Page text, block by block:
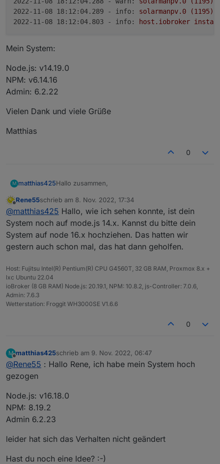
2022-11-08 18:12:04.289 - info:
solarmanpv.0 (1195)
2022-11-08 18:12:04.803 - info:
host.iobroker
Mein System:
Node.js: v14.19.0
NPM: v6.14.16
Admin: 6.2.22
Vielen Dank und viele Grüße
Matthias
0
M matthias425Hallo zusammen,
seit kurzem habe ich auch den MI600 von
Bosswerk in Betrieb.
Freudig habe ich gesehen das sich Rainer die
Mühe gemacht hat einen Adapter bereit zu
stellen. Vielen Dank dafür!!!
Leider funktioniert es bei mir nicht. Ich poste mal
was ich habe/bekomme, vielleicht hat jemand eine
Idee die mich weiterbringt.
Der Adapter ist installiert und läuft, Daten wurden
beim Service angefragt und sind eingetragen.
2022-11-08 18:12:04.288 - warn:
Matthias
Offline
Rene55schrieb am 8. Nov. 2022, 17:34
zuletzt editiert von
@matthias425 Hallo, wie ich sehen konnte, ist dein
System noch auf mode.js 14.x. Kannst du bitte dein
System auf node 16.x hochziehen. Das hatten wir
gestern auch schon mal, das hat dann geholfen.
Host: Fujitsu Intel(R) Pentium(R) CPU G4560T, 32 GB RAM, Proxmox 8.x +
lxc Ubuntu 22.04
ioBroker (8 GB RAM) Node.js: 20.19.1, NPM: 10.8.2, js-Controller: 7.0.6,
Admin: 7.6.3
Wetterstation: Froggit WH3000SE V1.6.6
0
M
Offline
matthias425schrieb am 9. Nov. 2022, 06:47
zuletzt editiert von
@Rene55 : Hallo Rene, ich habe mein System hoch
gezogen
Node.js: v16.18.0
NPM: 8.19.2
Admin 6.2.23
leider hat sich das Verhalten nicht geändert
Hast du noch eine Idee? :-)